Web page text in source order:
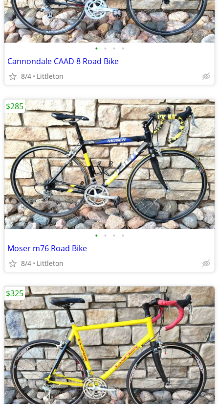
• • • •
Cannondale CAAD 8 Road Bike
8/4 Littleton
• • • •
Moser m76 Road Bike
8/4 Littleton
$285
$325